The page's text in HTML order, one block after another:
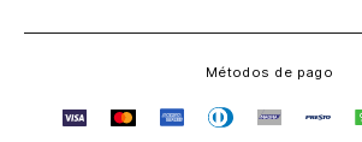
Métodos de pago